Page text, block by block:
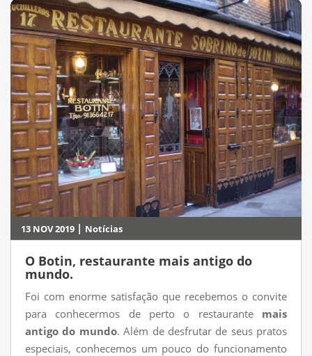
13 NOV 2019 | Notícias
O Botin, restaurante mais antigo do
mundo.
Foi com enorme satisfação que recebemos o convite
para conhecermos de perto o restaurante mais
antigo do mundo. Além de desfrutar de seus pratos
especiais, conhecemos um pouco do funcionamento